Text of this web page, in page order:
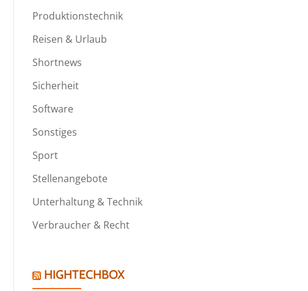
Produktionstechnik
Reisen & Urlaub
Shortnews
Sicherheit
Software
Sonstiges
Sport
Stellenangebote
Unterhaltung & Technik
Verbraucher & Recht
HIGHTECHBOX